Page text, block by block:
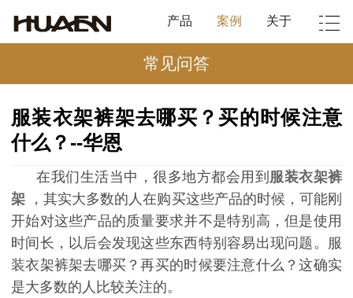
产品 案例 关于
常见问答
服装衣架裤架去哪买？买的时候注意
什么？--华恩
在我们生活当中，很多地方都会用到 服装衣架裤
架
，其实大多数的人在购买这些产品的时候，可能刚
开始对这些产品的质量要求并不是特别高，但是使用
时间长，以后会发现这些东西特别容易出现问题。服
装衣架裤架去哪买？再买的时候要注意什么？这确实
是大多数的人比较关注的。